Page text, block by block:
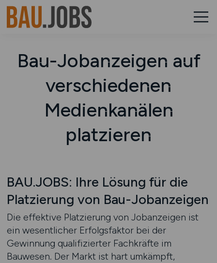
Bau-Jobanzeigen auf
verschiedenen
Medienkanälen
platzieren
BAU.JOBS: Ihre Lösung für die
Platzierung von Bau-Jobanzeigen
Die effektive Platzierung von Jobanzeigen ist
ein wesentlicher Erfolgsfaktor bei der
Gewinnung qualifizierter Fachkräfte im
Bauwesen. Der Markt ist hart umkämpft,